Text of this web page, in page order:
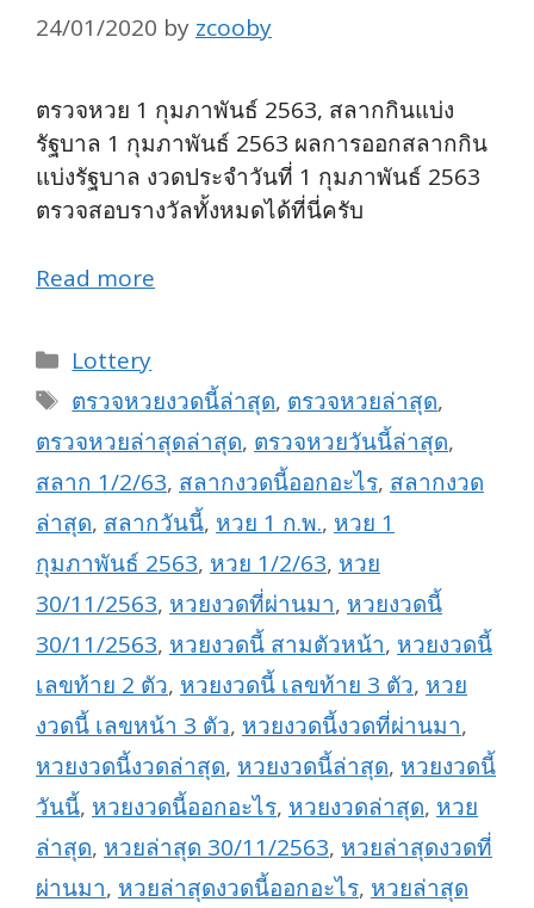
24/01/2020 by zcooby
ตรวจหวย 1 กุมภาพันธ์ 2563, สลากกินแบ่ง
รัฐบาล 1 กุมภาพันธ์ 2563 ผลการออกสลากกิน
แบ่งรัฐบาล งวดประจำวันที่ 1 กุมภาพันธ์ 2563
ตรวจสอบรางวัลทั้งหมดได้ที่นี่ครับ
Read more
Categories
Lottery
Tags
ตรวจหวยงวดนี้ล่าสุด, ตรวจหวยล่าสุด,
ตรวจหวยล่าสุดล่าสุด, ตรวจหวยวันนี้ล่าสุด,
สลาก 1/2/63, สลากงวดนี้ออกอะไร, สลากงวด
ล่าสุด, สลากวันนี้, หวย 1 ก.พ., หวย 1
กุมภาพันธ์ 2563, หวย 1/2/63, หวย
30/11/2563, หวยงวดที่ผ่านมา, หวยงวดนี้
30/11/2563, หวยงวดนี้ สามตัวหน้า, หวยงวดนี้
เลขท้าย 2 ตัว, หวยงวดนี้ เลขท้าย 3 ตัว, หวย
งวดนี้ เลขหน้า 3 ตัว, หวยงวดนี้งวดที่ผ่านมา,
หวยงวดนี้งวดล่าสุด, หวยงวดนี้ล่าสุด, หวยงวดนี้
วันนี้, หวยงวดนี้ออกอะไร, หวยงวดล่าสุด, หวย
ล่าสุด, หวยล่าสุด 30/11/2563, หวยล่าสุดงวดที่
ผ่านมา, หวยล่าสุดงวดนี้ออกอะไร, หวยล่าสุด